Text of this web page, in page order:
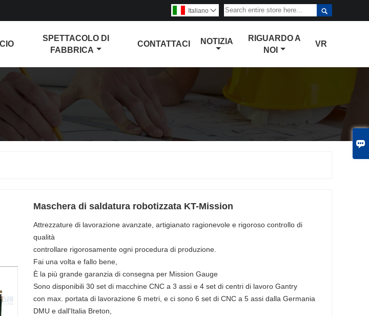


Italiano 
SPETTACOLO DI
FABBRICA
CONTATTACI NOTIZIA
RIGUARDO A
NOI
VR
Maschera di saldatura robotizzata KT-Mission
Attrezzature di lavorazione avanzate, artigianato ragionevole e rigoroso controllo di
qualità
controllare rigorosamente ogni procedura di produzione.
Fai una volta e fallo bene,
È la più grande garanzia di consegna per Mission Gauge
Sono disponibili 30 set di macchine CNC a 3 assi e 4 set di centri di lavoro Gantry
con max. portata di lavorazione 6 metri, e ci sono 6 set di CNC a 5 assi dalla Germania
DMU e dall'Italia Breton,